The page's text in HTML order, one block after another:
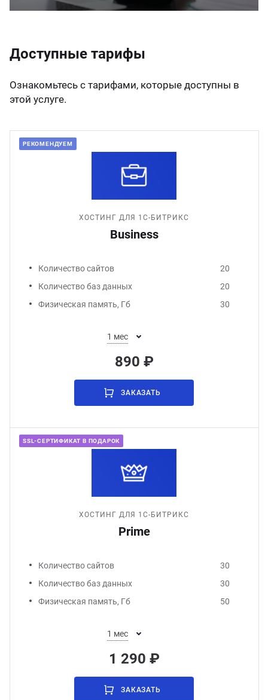
Доступные тарифы
Ознакомьтесь с тарифами, которые доступны в
этой услуге.
ХОСТИНГ ДЛЯ 1С-БИТРИКС
Business
РЕКОМЕНДУЕМ
Количество сайтов
20
Количество баз данных
20
Физическая память, Гб
30
1 мес
890 ₽
ЗАКАЗАТЬ
ХОСТИНГ ДЛЯ 1С-БИТРИКС
Prime
SSL-СЕРТИФИКАТ В ПОДАРОК
Количество сайтов
30
Количество баз данных
30
Физическая память, Гб
50
1 мес
1 290 ₽
ЗАКАЗАТЬ